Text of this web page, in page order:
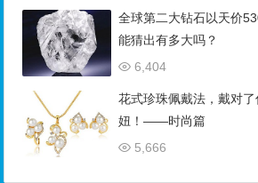
全球第二大钻石以天价
能猜出有多大吗？
6,404
花式珍珠佩戴法，戴对
妞！——时尚篇
5,666